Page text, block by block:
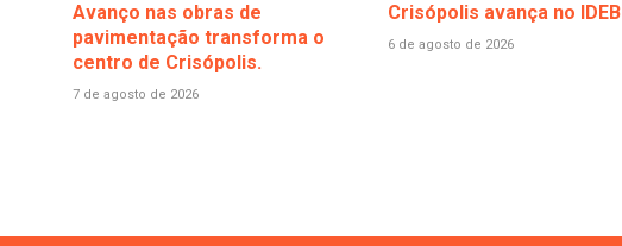
Avanço nas obras de
pavimentação transforma o
centro de Crisópolis.
7 de agosto de 2026
Crisópolis avança no IDEB
6 de agosto de 2026